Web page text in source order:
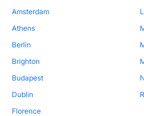
Amsterdam
Athens
Berlin
Brighton
Budapest
Dublin
Florence